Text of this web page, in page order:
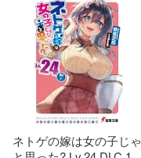
台灣角川(52)
KADOKAWA(2)
ネトゲの嫁は女の子じ